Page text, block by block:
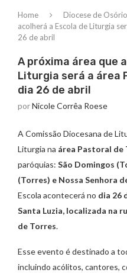
Home Diocese de Osório
acolherá a Escola de Liturgia
26 de abril
A próxima área que
Liturgia será a área
dia 26 de abril
porNicole Corrêa Roese
A Comissão Diocesana de
Liturgia na área Pastoral de
paróquias: São Domingos
(Torres) e Nossa Senhora
Escola acontecerá no dia 26
Santa Luzia, localizada na
de Torres.
Esse evento é destinado a
incluindo acólitos, cantores,